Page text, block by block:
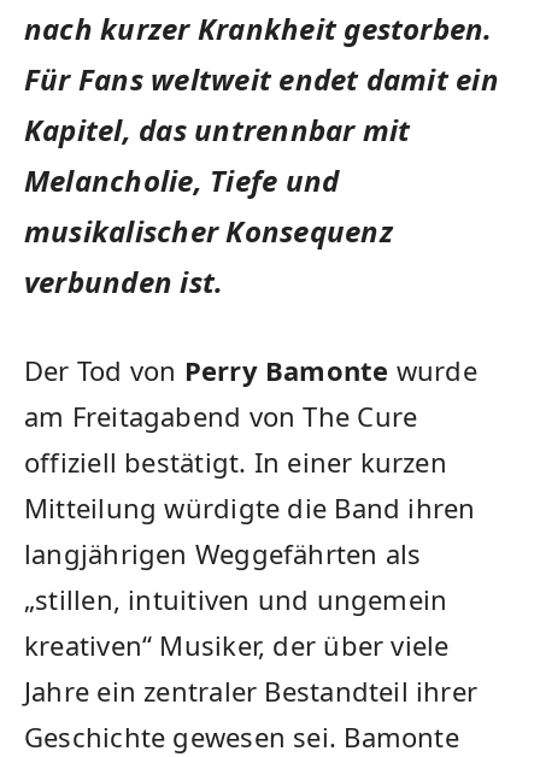
nach kurzer Krankheit gestorben.
Für Fans weltweit endet damit ein
Kapitel, das untrennbar mit
Melancholie, Tiefe und
musikalischer Konsequenz
verbunden ist.
Der Tod von Perry Bamonte wurde
am Freitagabend von The Cure
offiziell bestätigt. In einer kurzen
Mitteilung würdigte die Band ihren
langjährigen Weggefährten als
„stillen, intuitiven und ungemein
kreativen“ Musiker, der über viele
Jahre ein zentraler Bestandteil ihrer
Geschichte gewesen sei. Bamonte